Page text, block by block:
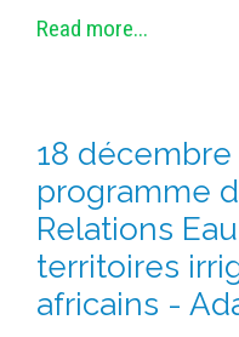
Read more...
18 décembre
programme
Relations
territoires
africains -